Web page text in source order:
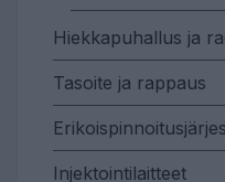
Hiekkapuhallus ja
Tasoite ja rappaus
Injektointilaitteet